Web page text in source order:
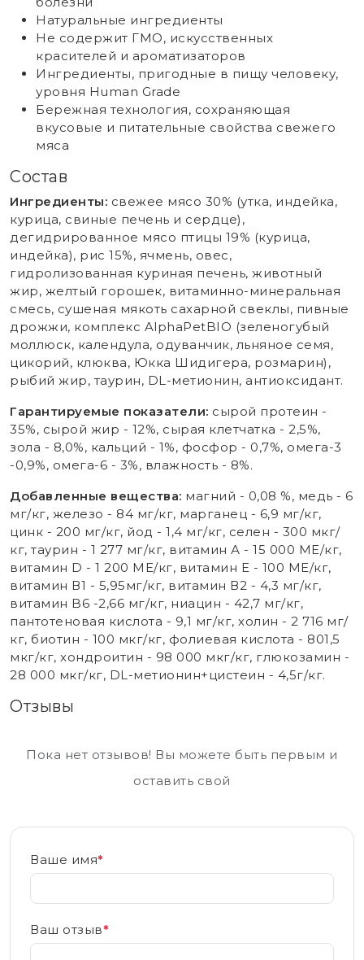
Натуральные ингредиенты
Не содержит ГМО, искусственных
красителей и ароматизаторов
Ингредиенты, пригодные в пищу человеку,
уровня Human Grade
Бережная технология, сохраняющая
вкусовые и питательные свойства свежего
мяса
Состав
Ингредиенты: свежее мясо 30% (утка, индейка,
курица, свиные печень и сердце),
дегидрированное мясо птицы 19% (курица,
индейка), рис 15%, ячмень, овес,
гидролизованная куриная печень, животный
жир, желтый горошек, витаминно-минеральная
смесь, сушеная мякоть сахарной свеклы, пивные
дрожжи, комплекс AlphaPetBIO (зеленогубый
моллюск, календула, одуванчик, льняное семя,
цикорий, клюква, Юкка Шидигера, розмарин),
рыбий жир, таурин, DL-метионин, антиоксидант.
Гарантируемые показатели: сырой протеин -
35%, сырой жир - 12%, сырая клетчатка - 2,5%,
зола - 8,0%, кальций - 1%, фосфор - 0,7%, омега-3
-0,9%, омега-6 - 3%, влажность - 8%.
Добавленные вещества: магний - 0,08 %, медь - 6
мг/кг, железо - 84 мг/кг, марганец - 6,9 мг/кг,
цинк - 200 мг/кг, йод - 1,4 мг/кг, селен - 300 мкг/
кг, таурин - 1 277 мг/кг, витамин А - 15 000 МЕ/кг,
витамин D - 1 200 МЕ/кг, витамин Е - 100 МЕ/кг,
витамин В1 - 5,95мг/кг, витамин В2 - 4,3 мг/кг,
витамин B6 -2,66 мг/кг, ниацин - 42,7 мг/кг,
пантотеновая кислота - 9,1 мг/кг, холин - 2 716 мг/
кг, биотин - 100 мкг/кг, фолиевая кислота - 801,5
мкг/кг, хондроитин - 98 000 мкг/кг, глюкозамин -
28 000 мкг/кг, DL-метионин+цистеин - 4,5г/кг.
Отзывы
Пока нет отзывов! Вы можете быть первым и
оставить свой
Ваше имя*
Ваш отзыв*